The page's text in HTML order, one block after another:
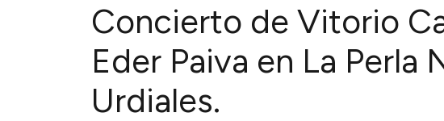
Concierto de Vitorio
Eder Paiva en La Perla
Urdiales.